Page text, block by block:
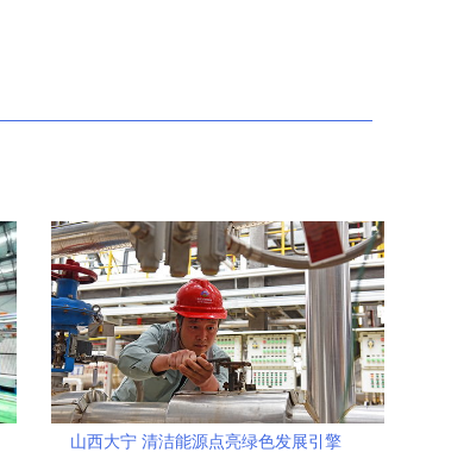
山西大宁 清洁能源点亮绿色发展引擎